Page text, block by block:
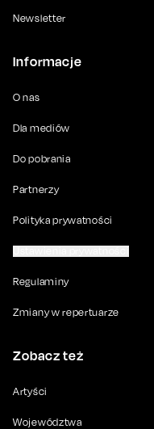
Newsletter
Informacje
O nas
Dla mediów
Do pobrania
Partnerzy
Polityka prywatności
Regulaminy
Zmiany w repertuarze
Zobacz też
Artyści
Województwa